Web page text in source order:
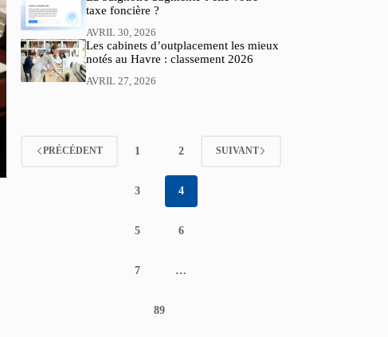
taxe foncière ?
AVRIL 30, 2026
Les cabinets d’outplacement les mieux
notés au Havre : classement 2026
AVRIL 27, 2026
PRÉCÉDENT 1 2
3 4
5 6
7 …
89
SUIVANT